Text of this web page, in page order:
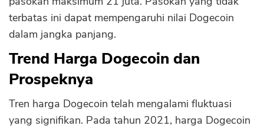
terbatas ini dapat mempengaruhi nilai Dogecoin
dalam jangka panjang.
Trend Harga Dogecoin dan
Prospeknya
Tren harga Dogecoin telah mengalami fluktuasi
yang signifikan. Pada tahun 2021, harga Dogecoin